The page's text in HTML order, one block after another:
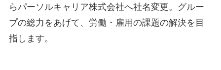
らパーソルキャリア株式会社へ社名変更。グルー
プの総力をあげて、労働・雇用の課題の解決を目
指します。